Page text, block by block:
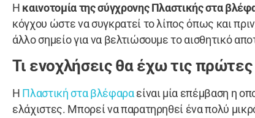
Η καινοτομία της σύγχρονης Πλαστικής στα
κόγχου ώστε να συγκρατεί το λίπος όπως και
άλλο σημείο για να βελτιώσουμε το αισθητικό
Τι ενοχλήσεις θα έχω τις
Η Πλαστική στα βλέφαραείναι μία επέμβαση η
ελάχιστες. Μπορεί να παρατηρηθεί ένα πολύ